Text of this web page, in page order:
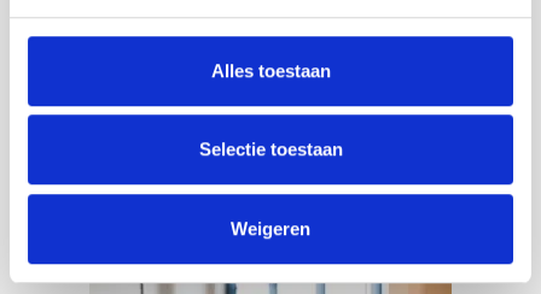
Alles toestaan
Selectie toestaan
Weigeren
LookShelf | design boekenplank en